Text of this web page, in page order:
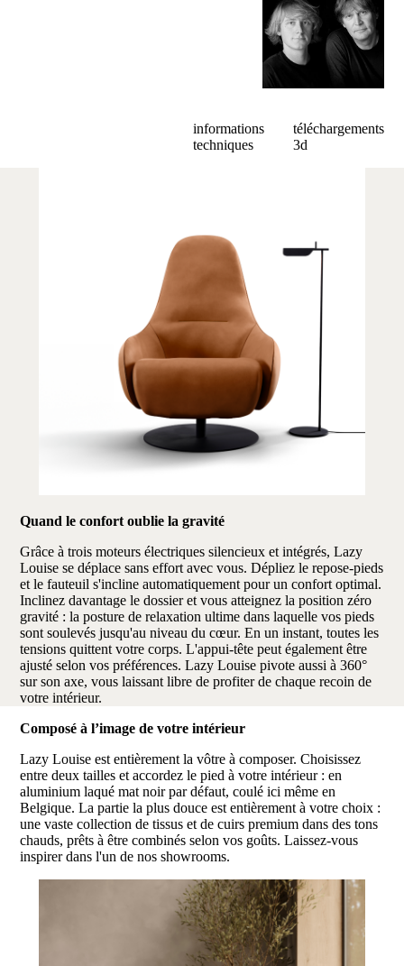
informations
techniques
téléchargements
3d
Quand le confort oublie la gravité
Grâce à trois moteurs électriques silencieux et intégrés, Lazy
Louise se déplace sans effort avec vous. Dépliez le repose-pieds
et le fauteuil s'incline automatiquement pour un confort optimal.
Inclinez davantage le dossier et vous atteignez la position zéro
gravité : la posture de relaxation ultime dans laquelle vos pieds
sont soulevés jusqu'au niveau du cœur. En un instant, toutes les
tensions quittent votre corps. L'appui-tête peut également être
ajusté selon vos préférences. Lazy Louise pivote aussi à 360°
sur son axe, vous laissant libre de profiter de chaque recoin de
votre intérieur.
Composé à l’image de votre intérieur
Lazy Louise est entièrement la vôtre à composer. Choisissez
entre deux tailles et accordez le pied à votre intérieur : en
aluminium laqué mat noir par défaut, coulé ici même en
Belgique. La partie la plus douce est entièrement à votre choix :
une vaste collection de tissus et de cuirs premium dans des tons
chauds, prêts à être combinés selon vos goûts. Laissez-vous
inspirer dans l'un de nos showrooms.